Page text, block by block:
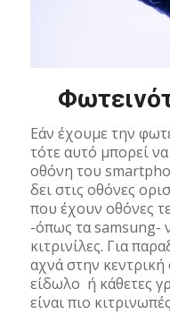
Εάν έχουμε την
τότε αυτό μπορεί
οθόνη του
δει στις οθόνες
που έχουν οθόνες
-όπως τα samsung-
κιτρινίλες. Για
αχνά στην
είδωλο ή κάθετες
είναι πιο